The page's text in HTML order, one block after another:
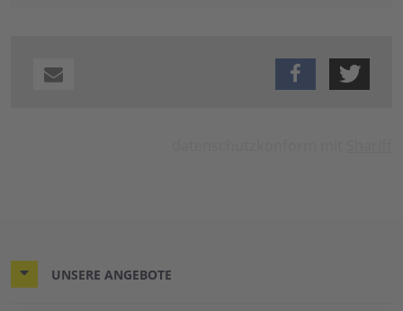
UNSERE ANGEBOTE